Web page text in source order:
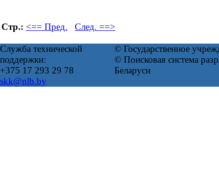
Стр.: <== Пред. След. ==>
Служба технической
поддержки:
+375 17 293 29 78
skk@nlb.by
© Государственное
© Поисковая система
Беларуси